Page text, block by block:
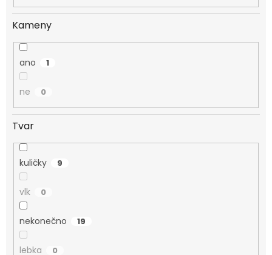
Kameny
ano 1
ne 0
Tvar
kuličky 9
vlk 0
nekonečno 19
lebka 0